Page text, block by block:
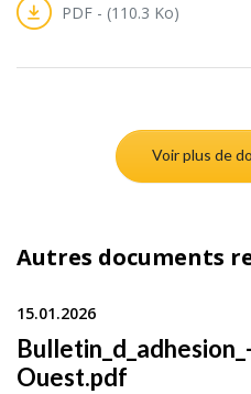
PDF - (110.3 Ko)
Voir plus de
Autres documents
15.01.2026
Ouest.pdf